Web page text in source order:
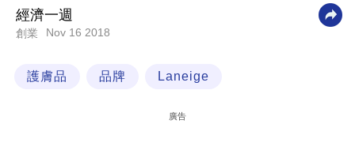
職
生
經濟一週
創業 Nov 16 2018
護膚品 品牌 Laneige
廣告